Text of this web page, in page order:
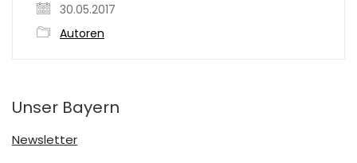
30.05.2017
Autoren
Unser Bayern
Newsletter